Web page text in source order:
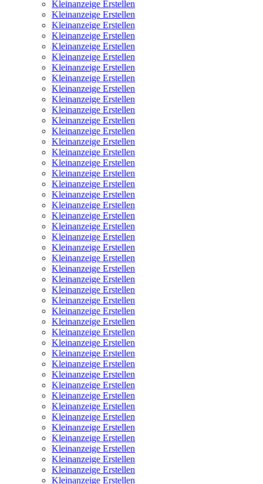
Kleinanzeige Erstellen
Kleinanzeige Erstellen
Kleinanzeige Erstellen
Kleinanzeige Erstellen
Kleinanzeige Erstellen
Kleinanzeige Erstellen
Kleinanzeige Erstellen
Kleinanzeige Erstellen
Kleinanzeige Erstellen
Kleinanzeige Erstellen
Kleinanzeige Erstellen
Kleinanzeige Erstellen
Kleinanzeige Erstellen
Kleinanzeige Erstellen
Kleinanzeige Erstellen
Kleinanzeige Erstellen
Kleinanzeige Erstellen
Kleinanzeige Erstellen
Kleinanzeige Erstellen
Kleinanzeige Erstellen
Kleinanzeige Erstellen
Kleinanzeige Erstellen
Kleinanzeige Erstellen
Kleinanzeige Erstellen
Kleinanzeige Erstellen
Kleinanzeige Erstellen
Kleinanzeige Erstellen
Kleinanzeige Erstellen
Kleinanzeige Erstellen
Kleinanzeige Erstellen
Kleinanzeige Erstellen
Kleinanzeige Erstellen
Kleinanzeige Erstellen
Kleinanzeige Erstellen
Kleinanzeige Erstellen
Kleinanzeige Erstellen
Kleinanzeige Erstellen
Kleinanzeige Erstellen
Kleinanzeige Erstellen
Kleinanzeige Erstellen
Kleinanzeige Erstellen
Kleinanzeige Erstellen
Kleinanzeige Erstellen
Kleinanzeige Erstellen
Kleinanzeige Erstellen
Kleinanzeige Erstellen